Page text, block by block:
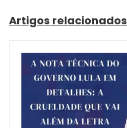
Artigos relacionados